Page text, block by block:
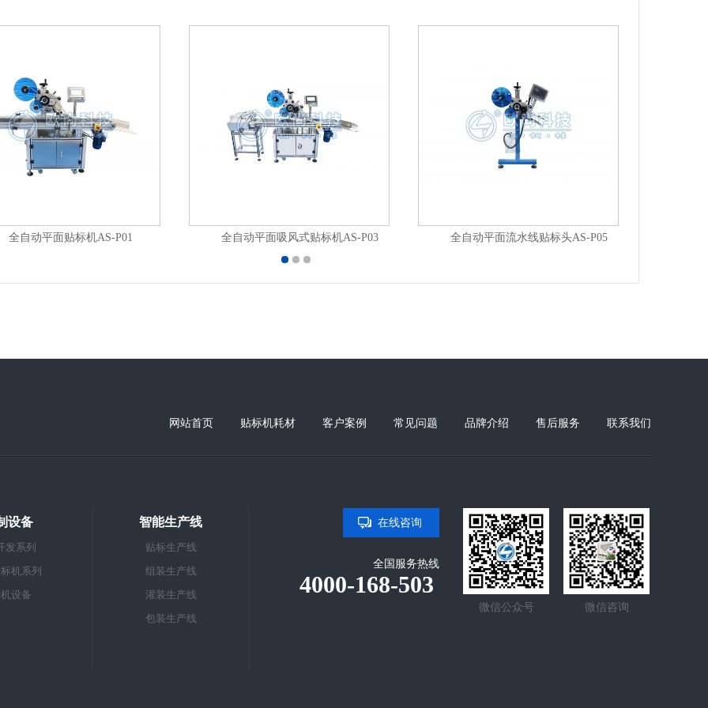
全自动平面贴标机AS-P01 全自动平面吸风式贴标机AS-P03 全自动平面流水线贴标头AS-P05
网站首页 贴标机耗材 客户案例 常见问题 品牌介绍 售后服务 联系我们
设备
发系列
机系列
设备
智能生产线
贴标生产线
组装生产线
灌装生产线
包装生产线
在线咨询
全国服务热线
4000-168-503
微信公众号 微信咨询